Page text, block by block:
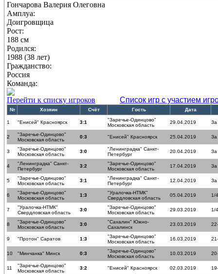
Гончарова Валерия Олеговна
Амплуа:
Доигровщица
Рост:
188 см
Родился:
1988 (38 лет)
Гражданство:
Россия
Команда:
Перейти к списку игроков
Список игр с участием
№ Хозяин Счёт Гость Дата
1 "Енисей" Красноярск 3:1
"Заречье-Одинцово"
Московская область
29.04.2019 За
2
"Заречье-Одинцово"
Московская область
0:3 "Енисей" Красноярск 25.04.2019 За
3
"Заречье-Одинцово"
Московская область
3:0
"Ленинградка" Санкт-
Петербург
20.04.2019 За
4
"Ленинградка" Санкт-
Петербург
3:2
"Заречье-Одинцово"
Московская область
17.04.2019 За
5
"Заречье-Одинцово"
Московская область
3:1
"Ленинградка" Санкт-
Петербург
12.04.2019 За
6
"Заречье-Одинцово"
Московская область
1:3
"Уралочка-НТМК"
Свердловская область
05.04.2019 1/
7
"Уралочка-НТМК"
Свердловская область
3:0
"Заречье-Одинцово"
Московская область
29.03.2019 1/
8
"Заречье-Одинцово"
Московская область
3:0
"Сахалин" Южно-
Сахалинск
23.03.2019
9 "Протон" Саратов 1:3
"Заречье-Одинцово"
Московская область
16.03.2019
10 "Минчанка" Минск 0:3
"Заречье-Одинцово"
Московская область
10.03.2019
11
"Заречье-Одинцово"
Московская область
3:2 "Енисей" Красноярск 02.03.2019